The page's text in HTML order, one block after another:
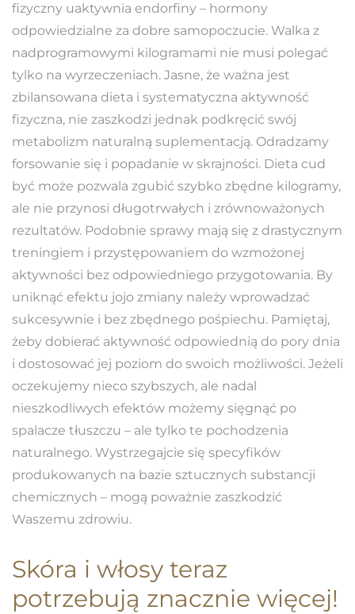
fizyczny uaktywnia endorfiny – hormony
odpowiedzialne za dobre samopoczucie. Walka z
nadprogramowymi kilogramami nie musi polegać
tylko na wyrzeczeniach. Jasne, że ważna jest
zbilansowana dieta i systematyczna aktywność
fizyczna, nie zaszkodzi jednak podkręcić swój
metabolizm naturalną suplementacją. Odradzamy
forsowanie się i popadanie w skrajności. Dieta cud
być może pozwala zgubić szybko zbędne kilogramy,
ale nie przynosi długotrwałych i zrównoważonych
rezultatów. Podobnie sprawy mają się z drastycznym
treningiem i przystępowaniem do wzmożonej
aktywności bez odpowiedniego przygotowania. By
uniknąć efektu jojo zmiany należy wprowadzać
sukcesywnie i bez zbędnego pośpiechu. Pamiętaj,
żeby dobierać aktywność odpowiednią do pory dnia
i dostosować jej poziom do swoich możliwości. Jeżeli
oczekujemy nieco szybszych, ale nadal
nieszkodliwych efektów możemy sięgnąć po
spalacze tłuszczu – ale tylko te pochodzenia
naturalnego. Wystrzegajcie się specyfików
produkowanych na bazie sztucznych substancji
chemicznych – mogą poważnie zaszkodzić
Waszemu zdrowiu.
Skóra i włosy teraz
potrzebują znacznie więcej!